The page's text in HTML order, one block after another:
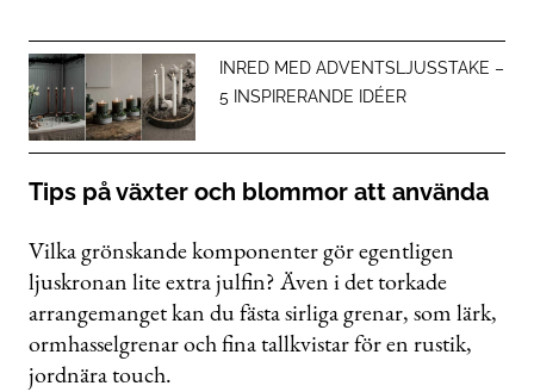
INRED MED ADVENTSLJUSSTAKE –
5 INSPIRERANDE IDÉER
Tips på växter och blommor att använda
Vilka grönskande komponenter gör egentligen
ljuskronan lite extra julfin? Även i det torkade
arrangemanget kan du fästa sirliga grenar, som lärk,
ormhasselgrenar och fina tallkvistar för en rustik,
jordnära touch.